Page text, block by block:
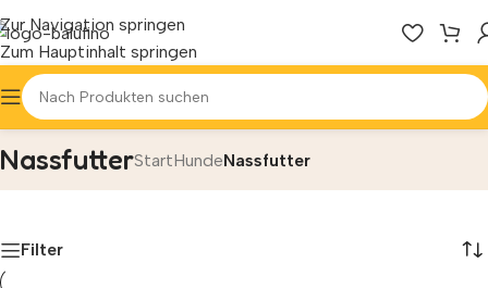
Zur Navigation springen
Zum Hauptinhalt springen
NassfutterStartHundeNassfutter
Filter